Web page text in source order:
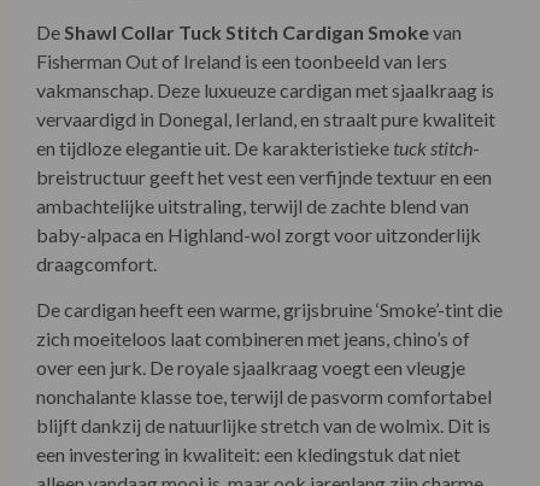
De Shawl Collar Tuck Stitch Cardigan Smokevan
Fisherman Out of Ireland is een toonbeeld van Iers
vakmanschap. Deze luxueuze cardigan met sjaalkraag is
vervaardigd in Donegal, Ierland, en straalt pure kwaliteit
en tijdloze elegantie uit. De karakteristieke tuck stitch-
breistructuur geeft het vest een verfijnde textuur en een
ambachtelijke uitstraling, terwijl de zachte blend van
baby-alpaca en Highland-wol zorgt voor uitzonderlijk
draagcomfort.
De cardigan heeft een warme, grijsbruine ‘Smoke’-tint die
zich moeiteloos laat combineren met jeans, chino’s of
over een jurk. De royale sjaalkraag voegt een vleugje
nonchalante klasse toe, terwijl de pasvorm comfortabel
blijft dankzij de natuurlijke stretch van de wolmix. Dit is
een investering in kwaliteit: een kledingstuk dat niet